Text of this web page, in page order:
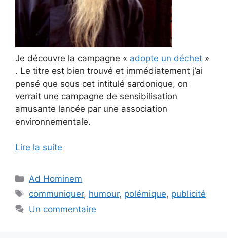
Je découvre la campagne « adopte un déchet »
. Le titre est bien trouvé et immédiatement j’ai
pensé que sous cet intitulé sardonique, on
verrait une campagne de sensibilisation
amusante lancée par une association
environnementale.
Lire la suite
Catégories
Ad Hominem
Étiquettes
communiquer, humour, polémique, publicité
Un commentaire